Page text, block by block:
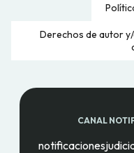
Derechos de autor
CANAL